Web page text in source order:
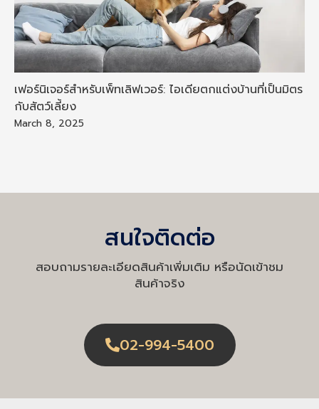
เฟอร์นิเจอร์สำหรับเพ็ทเลิฟเวอร์: ไอเดียตกแต่งบ้านที่เป็นมิตร
กับสัตว์เลี้ยง
March 8, 2025
สนใจติดต่อ
สอบถามรายละเอียดสินค้าเพิ่มเติม หรือนัดเข้าชม
สินค้าจริง
02-994-5400